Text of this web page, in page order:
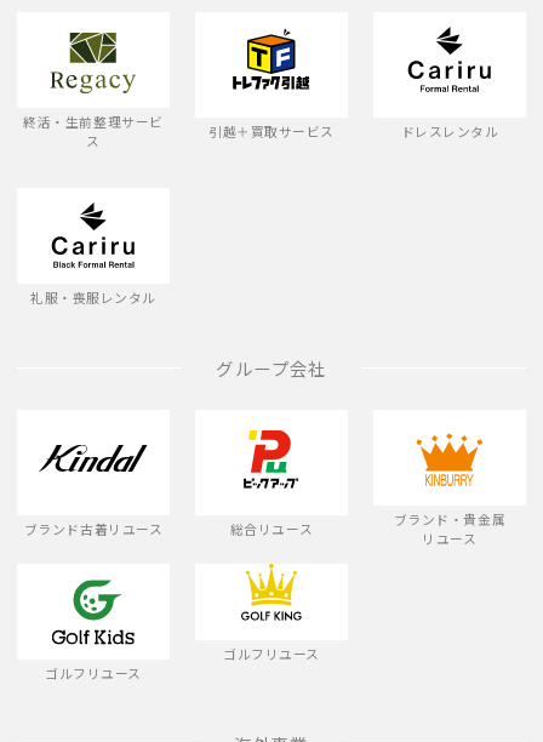
終活・生前整理サービ
ス
引越＋買取サービス ドレスレンタル
礼服・喪服レンタル
グループ会社
ブランド古着リユース 総合リユース
ブランド・貴金属
リユース
ゴルフリユース
ゴルフリユース